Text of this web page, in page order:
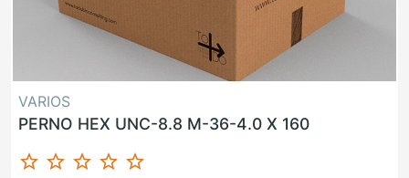
VARIOS
PERNO HEX UNC-8.8 M-36-4.0 X 160
star_border star_border star_border star_border star_border